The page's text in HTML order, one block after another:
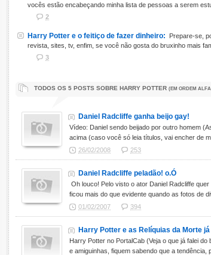
vocês estão encabeçando minha lista de pessoas a serem
2
Harry Potter e o feitiço de fazer dinheiro:
Prepare-se,
revista, sites, tv, enfim, se você não gosta do bruxinho mais
3
TODOS OS 5 POSTS SOBRE HARRY POTTER (EM ORDEM
Daniel Radcliffe ganha beijo gay!
Vídeo: Daniel sendo beijado por outro homem
acima (caso você só leia títulos, vai encher de
26/02/2008
253
Daniel Radcliffe peladão! o.Ó
Oh louco! Pelo visto o ator Daniel Radcliffe
ficou mais do que evidente quando as fotos de
01/02/2007
394
Harry Potter e as Relíquias da Morte
Harry Potter no PortalCab (Veja o que já falei
e amiguinhas, fiquem sabendo que a tendência,